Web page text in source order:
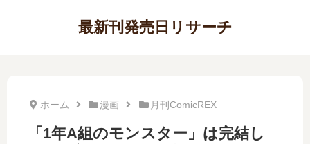
最新刊発売日リサーチ
ホーム 漫画 月刊ComicREX
「1年A組のモンスター」は完結し